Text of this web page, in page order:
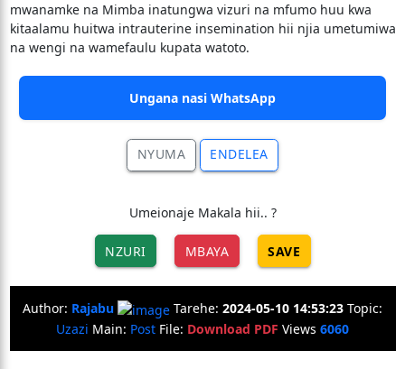
mwanamke na Mimba inatungwa vizuri na mfumo huu kwa
kitaalamu huitwa intrauterine insemination hii njia umetumiwa
na wengi na wamefaulu kupata watoto.
Ungana nasi WhatsApp
NYUMA ENDELEA
Umeionaje Makala hii.. ?
NZURI MBAYA SAVE
Author: Rajabu Tarehe: 2024-05-10 14:53:23 Topic:
Uzazi Main: Post File: Download PDF Views 6060